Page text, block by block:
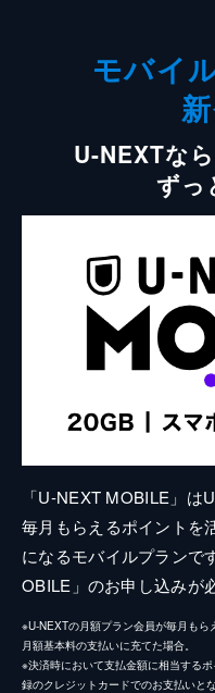
モバイ
U-NEXTな
ずっ
「U-NEXT MOBILE」
毎月もらえるポイントを
になるモバイルプランで
OBILE」のお申し込みが
※U-NEXTの月額プラン会員が毎月も
月額基本料の支払いに充てた場合。
※決済時において支払金額に相当する
録のクレジットカードでのお支払いとな